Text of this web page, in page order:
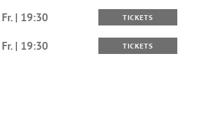
| 19:30 TICKETS
| 19:30 TICKETS